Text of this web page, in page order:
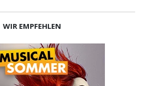
WIR EMPFEHLEN